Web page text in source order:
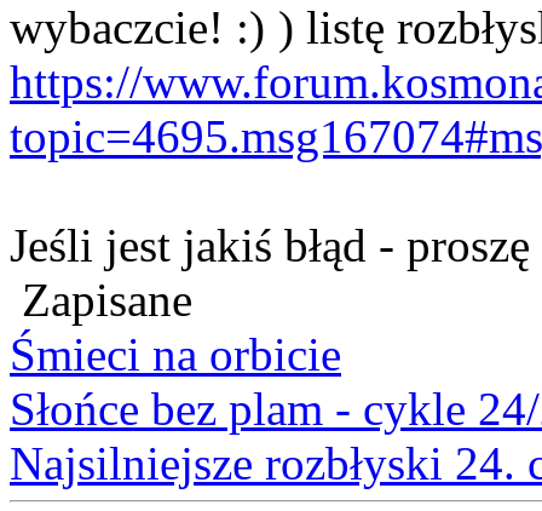
wybaczcie!
) listę
https://
Jeśli jest jakiś błąd -
Zapisane
Śmieci na orbicie
Słońce bez plam - cykle
Najsilniejsze rozbłyski 24.